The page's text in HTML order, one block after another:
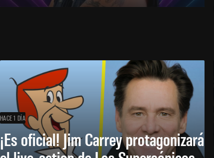
HACE 1 DÍA
¡Es oficial! Jim Carrey protagonizará